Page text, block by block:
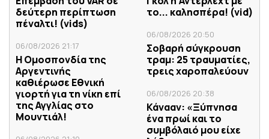
δεύτερη περίπτωση
πέναλτι! (vids)
06/08/2026 21:17
Η Ομοσπονδία της
Αργεντινής
καθιέρωσε Εθνική
γιορτή για τη νίκη επί
της Αγγλίας στο
Μουντιάλ!
το... καλησπέρα! (vid)
06/08/2026 20:50
Σοβαρή σύγκρουση
τραμ: 25 τραυματίες,
τρεις χαροπαλεύουν
06/08/2026 20:38
Κάνααν: «Ξύπνησα
ένα πρωί και το
συμβόλαιό μου είχε